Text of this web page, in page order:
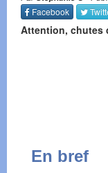
Facebook
Attention, chutes
En bref